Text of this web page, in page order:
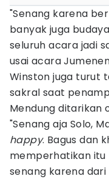
"Senang karena
banyak juga
seluruh acara jadi
usai acara
Winston juga turut
sakral saat
Mendung ditarikan
"Senang aja Solo,
happy. Bagus dan
memperhatikan itu
senang karena